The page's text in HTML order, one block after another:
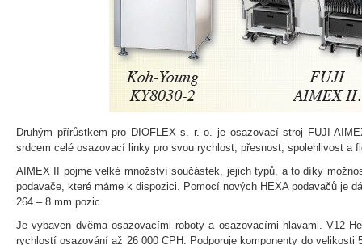
Druhým přírůstkem pro DIOFLEX s. r. o. je osazovací stroj FUJI
srdcem celé osazovací linky pro svou rychlost, přesnost, spolehlivost a
AIMEX II pojme velké množství součástek, jejich typů, a to díky
podavače, které máme k dispozici. Pomocí nových HEXA podavačů je
264 – 8 mm pozic.
Je vybaven dvěma osazovacími roboty a osazovacími hlavami. V12
rychlostí osazování až 26 000 CPH. Podporuje komponenty do velikosti